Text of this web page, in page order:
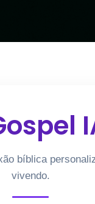
bíblica
vivendo.